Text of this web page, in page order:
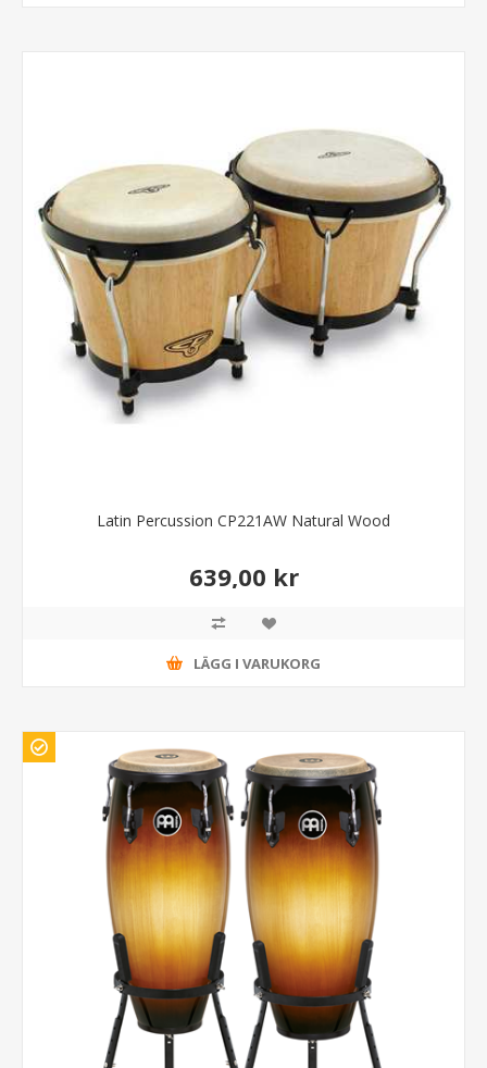
Latin Percussion CP221AW Natural Wood
639,00 kr
LÄGG I VARUKORG